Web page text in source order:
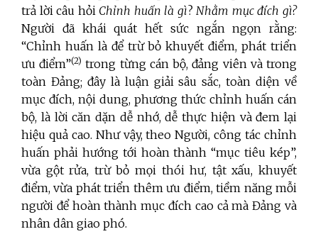
trả lời câu hỏi Chỉnh huấn là gì? Nhằm mục đích gì?
Người đã khái quát hết sức ngắn ngọn rằng:
“Chỉnh huấn là để trừ bỏ khuyết điểm, phát triển
ưu điểm”(2) trong từng cán bộ, đảng viên và trong
toàn Đảng; đây là luận giải sâu sắc, toàn diện về
mục đích, nội dung, phương thức chỉnh huấn cán
bộ, là lời căn dặn dễ nhớ, dễ thực hiện và đem lại
hiệu quả cao. Như vậy, theo Người, công tác chỉnh
huấn phải hướng tới hoàn thành “mục tiêu kép”,
vừa gột rửa, trừ bỏ mọi thói hư, tật xấu, khuyết
điểm, vừa phát triển thêm ưu điểm, tiềm năng mỗi
người để hoàn thành mục đích cao cả mà Đảng và
nhân dân giao phó.